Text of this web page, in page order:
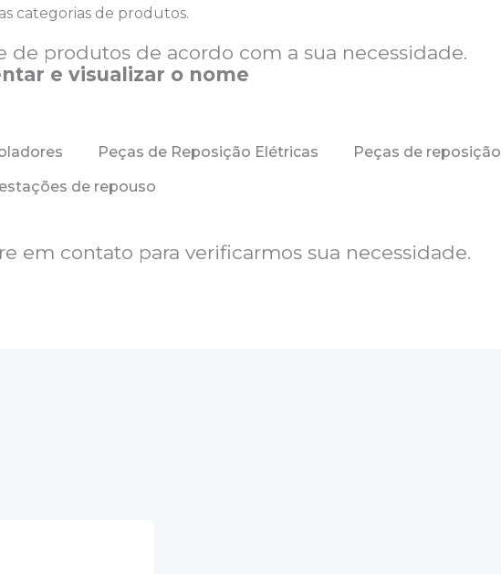
categorias de produtos.
produtos de acordo com a sua necessidade.
e visualizar o nome
Peças de Reposição Elétricas
Peças de reposição
de repouso
em contato para verificarmos sua necessidade.